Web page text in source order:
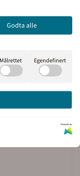
Godta alle
Målrettet Egendefinert
Drevet av